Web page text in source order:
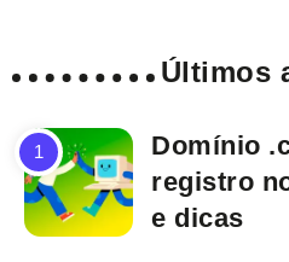
Últimos
Domínio
registro
e dicas